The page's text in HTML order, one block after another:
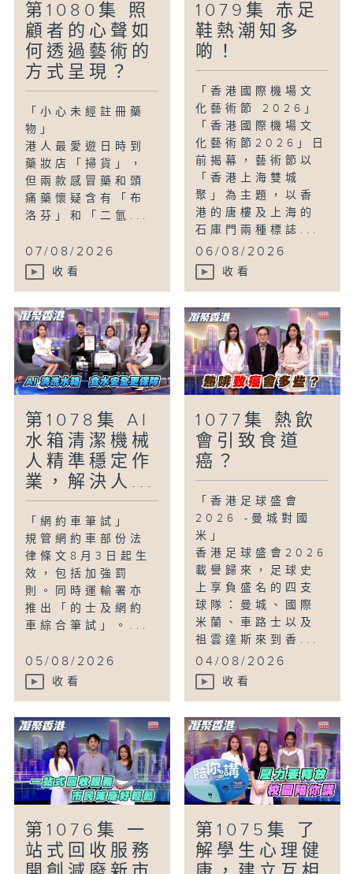
號，也是一位好爸爸。
#雙軌人生Plus #影視#攝影師#越南#小
食#余詠茵
第1080集 照
顧者的心聲如
何透過藝術的
方式呈現？
「小心未經註冊藥
物」
港人最愛遊日時到
藥妝店「掃貨」，
但兩款感冒藥和頭
痛藥懷疑含有「布
洛芬」和「二氫...
07/08/2026
收看
1079集 赤足
鞋熱潮知多
啲！
「香港國際機場文
化藝術節 2026」
「香港國際機場文
化藝術節2026」日
前揭幕，藝術節以
「香港上海雙城
聚」為主題，以香
港的唐樓及上海的
石庫門兩種標誌...
06/08/2026
收看
第1078集 AI
水箱清潔機械
人精準穩定作
業，解決人...
「網約車筆試」
規管網約車部份法
律條文8月3日起生
效，包括加強罰
則。同時運輸署亦
推出「的士及網約
車綜合筆試」。...
05/08/2026
收看
1077集 熱飲
會引致食道
癌？
「香港足球盛會
2026 -曼城對國
米」
香港足球盛會2026
載譽歸來，足球史
上享負盛名的四支
球隊：曼城、國際
米蘭、車路士以及
祖雲達斯來到香...
04/08/2026
收看
第1076集 一
站式回收服務
第1075集 了
解學生心理健